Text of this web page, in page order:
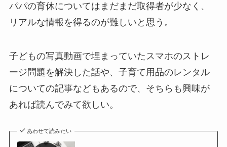
パパの育休についてはまだまだ取得者が少なく、
リアルな情報を得るのが難しいと思う。
子どもの写真動画で埋まっていたスマホのストレ
ージ問題を解決した話や、子育て用品のレンタル
についての記事などもあるので、そちらも興味が
あれば読んでみて欲しい。
あわせて読みたい